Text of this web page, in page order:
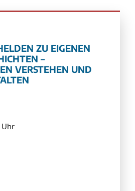
ZU EIGENEN
–
VERSTEHEN UND